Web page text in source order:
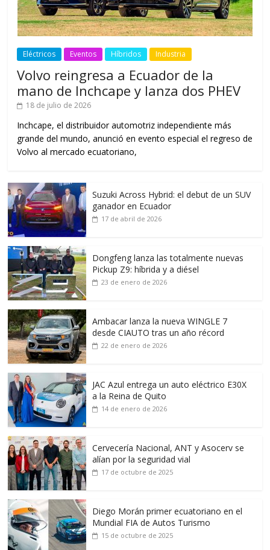
Eléctricos Eventos Híbridos Industria
Volvo reingresa a Ecuador de la
mano de Inchcape y lanza dos PHEV
18 de julio de 2026
Inchcape, el distribuidor automotriz independiente más
grande del mundo, anunció en evento especial el regreso de
Volvo al mercado ecuatoriano,
Suzuki Across Hybrid: el debut de un SUV
ganador en Ecuador
17 de abril de 2026
Dongfeng lanza las totalmente nuevas
Pickup Z9: híbrida y a diésel
23 de enero de 2026
Ambacar lanza la nueva WINGLE 7
desde CIAUTO tras un año récord
22 de enero de 2026
JAC Azul entrega un auto eléctrico E30X
a la Reina de Quito
14 de enero de 2026
Cervecería Nacional, ANT y Asocerv se
alían por la seguridad vial
17 de octubre de 2025
Diego Morán primer ecuatoriano en el
Mundial FIA de Autos Turismo
15 de octubre de 2025